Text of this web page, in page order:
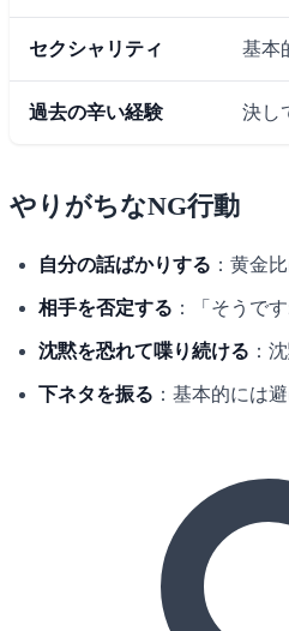
セクシャリティ 基本
過去の辛い経験 決し
やりがちなNG行動
自分の話ばかりする ：黄金
相手を否定する ：「そうで
沈黙を恐れて喋り続ける ：
下ネタを振る ：基本的には